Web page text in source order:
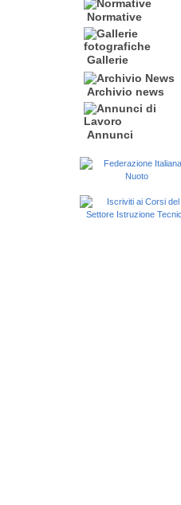
Normative
Gallerie
Archivio news
Annunci